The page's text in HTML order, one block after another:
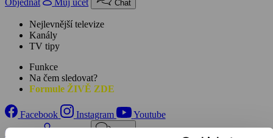
Objednat Můj účet Chat
Nejlevnější televize
Kanály
TV tipy
Funkce
Na čem sledovat?
Formule ŽIVĚ ZDE
Facebook Instagram
Youtube
Objednat